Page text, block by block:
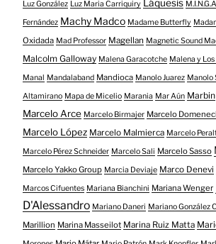
Luz González Luz Maria Carriquiry Láquesis
Fernández Machy Madco Madame Butterfly
Oxidada Mad Professor Magellan Magnetic Sound
Malcolm Galloway Malena Garacotche Malena y
Manal Mandalaband Mandioca Manolo Juarez Manolo
Altamirano Mapa de Micelio Marania Mar Aún Marbin
Marcelo Arce Marcelo Birmajer Marcelo
Marcelo López Marcelo Malmierca Marcelo
Marcelo Pérez Schneider Marcelo Sali Marcelo Sasso
Marcelo Yakko Group Marcia Deviaje Marco Denevi
Marcos Cifuentes Mariana Bianchini Mariana Wenger
D'Alessandro Mariano Daneri Mariano González
Marillion Marina Masseilot Marina Ruiz Matta